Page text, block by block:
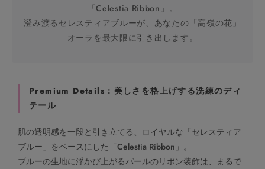
「Celestia Ribbon」。
澄み渡るセレスティアブルーが、あなたの「高嶺の花」
オーラを最大限に引き出します。
Premium Details：美しさを格上げする洗練のディ
テール
肌の透明感を一段と引き立てる、ロイヤルな「セレスティア
ブルー」をベースにした「Celestia Ribbon」。
ブルーの生地に浮かび上がるパールのリボン装飾は、まるで